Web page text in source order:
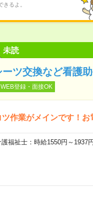
るよ。
未読
ツ交換など看護
WEB登録・面接OK
作業がメインです！お
福祉士：時給1550円～1937